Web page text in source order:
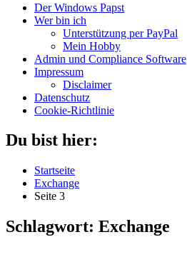
Der Windows Papst
Wer bin ich
Unterstützung per PayPal
Mein Hobby
Admin und Compliance Software
Impressum
Disclaimer
Datenschutz
Cookie-Richtlinie
Du bist hier:
Startseite
Exchange
Seite 3
Schlagwort: Exchange